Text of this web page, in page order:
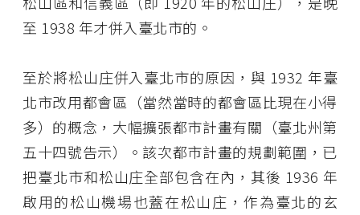
至 1938 年才併入臺北市的。
至於將松山庄併入臺北市的原因，與 1932 年臺
北市改用都會區（當然當時的都會區比現在小得
多）的概念，大幅擴張都市計畫有關（臺北州第
五十四號告示）。該次都市計畫的規劃範圍，已
把臺北市和松山庄全部包含在內，其後 1936 年
啟用的松山機場也蓋在松山庄，作為臺北的玄